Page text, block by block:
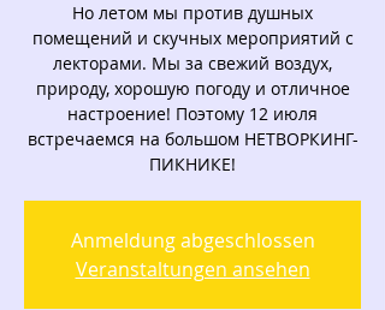
Но летом мы против душных
помещений и скучных мероприятий с
лекторами. Мы за свежий воздух,
природу, хорошую погоду и отличное
настроение! Поэтому 12 июля
встречаемся на большом НЕТВОРКИНГ-
ПИКНИКЕ!
Anmeldung abgeschlossen
Veranstaltungen ansehen